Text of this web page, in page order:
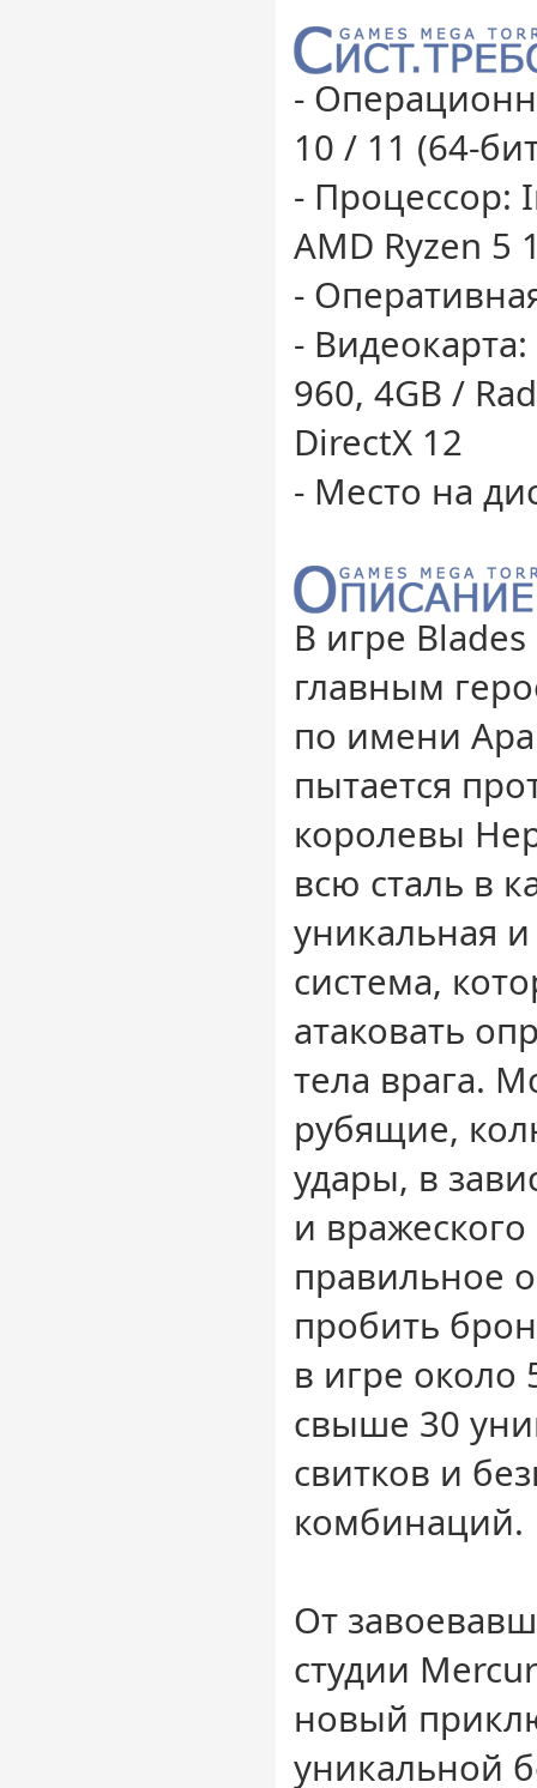
-
10 / 11 (64-
- Процессор:
AMD Ryzen 5
-
- Видеокарта:
960, 4GB /
DirectX 12
- Место на
В игре
главным
по имени
пытается
королевы
всю сталь в
уникальная
система,
атаковать
тела врага.
рубящие,
удары, в
и
правильное
пробить
в игре около
свыше 30
свитков и
комбинаций.
От
студии
новый
уникальной